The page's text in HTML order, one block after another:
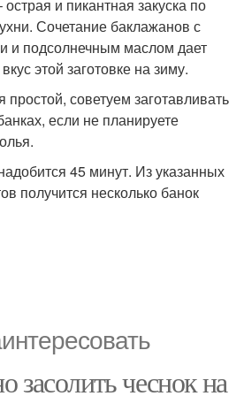
и пикантная закуска по
Сочетание баклажанов с
и подсолнечным маслом дает
этой заготовке на зиму.
простой, советуем заготавливать
если не планируете
45 минут. Из указанных
получится несколько банок
засолить чеснок на